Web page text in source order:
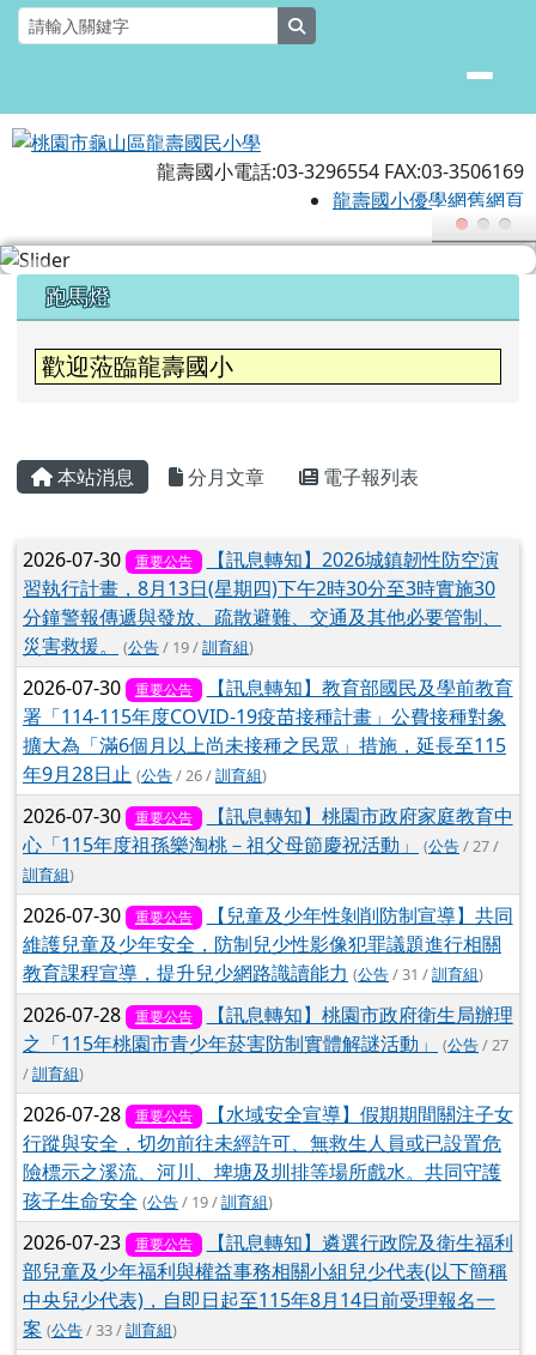
跳至主內容區
桃園市龜山區龍壽國民小學
龍壽國小電話:03-3296554 FAX:03-3506169
龍壽國小優學網舊網頁
上中區域內容
跑馬燈
歡迎蒞臨龍壽國小
主內容區域
本站消息 分月文章 電子報列表
文章列表
2026-07-30 重要公告
【訊息轉知】2026城鎮韌性防空演
習執行計畫，8月13日(星期四)下午2時30分至3時實施30
分鐘警報傳遞與發放、疏散避難、交通及其他必要管制、
災害救援。
(公告/ 19 /訓育組)
2026-07-30 重要公告
【訊息轉知】教育部國民及學前教育
署「114-115年度COVID-19疫苗接種計畫」公費接種對象
擴大為「滿6個月以上尚未接種之民眾」措施，延長至115
年9月28日止 (公告/ 26 /訓育組)
2026-07-30 重要公告
【訊息轉知】桃園市政府家庭教育中
心「115年度祖孫樂淘桃－祖父母節慶祝活動」
(公告/ 27 /
訓育組)
2026-07-30 重要公告
【兒童及少年性剝削防制宣導】共同
維護兒童及少年安全，防制兒少性影像犯罪議題進行相關
教育課程宣導，提升兒少網路識讀能力 (公告/ 31 /訓育組)
2026-07-28 重要公告
【訊息轉知】桃園市政府衛生局辦理
之「115年桃園市青少年菸害防制實體解謎活動」
(公告/ 27
/訓育組)
2026-07-28 重要公告
【水域安全宣導】假期期間關注子女
行蹤與安全，切勿前往未經許可、無救生人員或已設置危
險標示之溪流、河川、埤塘及圳排等場所戲水。共同守護
孩子生命安全 (公告/ 19 /訓育組)
2026-07-23 重要公告
【訊息轉知】遴選行政院及衛生福利
部兒童及少年福利與權益事務相關小組兒少代表(以下簡稱
中央兒少代表)，自即日起至115年8月14日前受理報名一
案 (公告/ 33 /訓育組)
頁尾區域